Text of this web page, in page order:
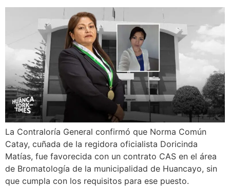
La Contraloría General confirmó que Norma Común
Catay, cuñada de la regidora oficialista Doricinda
Matías, fue favorecida con un contrato CAS en el área
de Bromatología de la municipalidad de Huancayo, sin
que cumpla con los requisitos para ese puesto.